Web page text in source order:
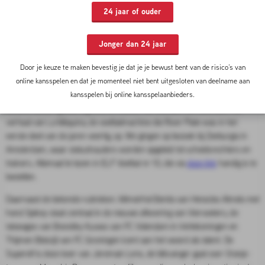
gingen op bezoek bij Preussen Münster voor een gesprek
met Jorrit Hendrix. En nog veel meer!
Sander Berends
Zo spraken we met vijf clubiconen van Vitesse over de redding van de
Arnhemse club plus hun persoonlijke ervaringen in het zwart-witte shirt.
We maakten een nieuwe stand van de Eredivisie en namen daarbij de
verhaal van La Máquina, de voetbalmachine die River Plate was in het
eerste deel van de jaren veertig, op. We gingen op bezoek bij Zeeburgia in
Amsterdam, waar statushouders worden opgeleid tot scheidsrechters en
trainers. Allemaal te lezen in ELF Voetbal nr 10, die viadeze link handig is te
bestellen.
Daarnaast de bekende rubrieken. Mimeirhel Benita van Heracles Almelo met
hond Spikey staat centraal in de nieuwe aflevering van Viervoeters, de
tatoeages van Brandley Kuwas van FC Volendam in Inkttekeningen en
Thijmen Blokzijl van FC Groningen komt aan het woord als talent. De
Superelf is deze keer van Jeremain Lens, de blikvanger gaat over Oranje-
24 jaar of ouder
Jonger dan 24 jaar
Door je keuze te maken bevestig je dat je je bewust bent van de risico’s van
online kansspelen en dat je momenteel niet bent uitgesloten van deelname aan
kansspelen bij online kansspelaanbieders.